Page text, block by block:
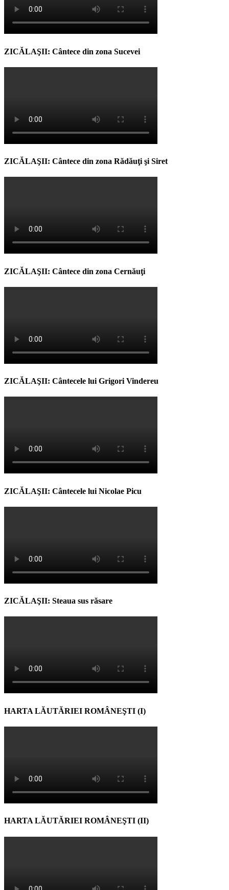
ZICĂLAŞII: Cântece din zona Sucevei
ZICĂLAŞII: Cântece din zona Rădăuţi şi Siret
ZICĂLAŞII: Cântece din zona Cernăuţi
ZICĂLAŞII: Cântecele lui Grigori Vindereu
ZICĂLAŞII: Cântecele lui Nicolae Picu
ZICĂLAŞII: Steaua sus răsare
HARTA LĂUTĂRIEI ROMÂNEŞTI (I)
HARTA LĂUTĂRIEI ROMÂNEŞTI (II)